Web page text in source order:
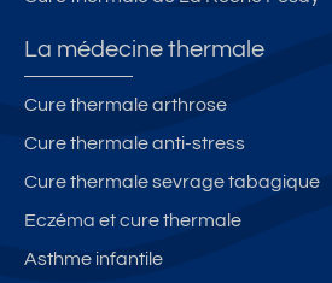
La médecine thermale
Cure thermale arthrose
Cure thermale anti-stress
Cure thermale sevrage tabagique
Eczéma et cure thermale
Asthme infantile